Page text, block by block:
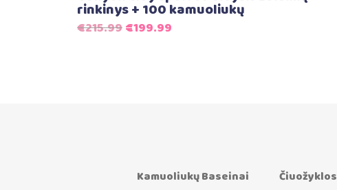
rinkinys + 100 kamuoliukų
€215.99Original
€199.99
Kamuoliukų Baseinai
Čiuožyklos